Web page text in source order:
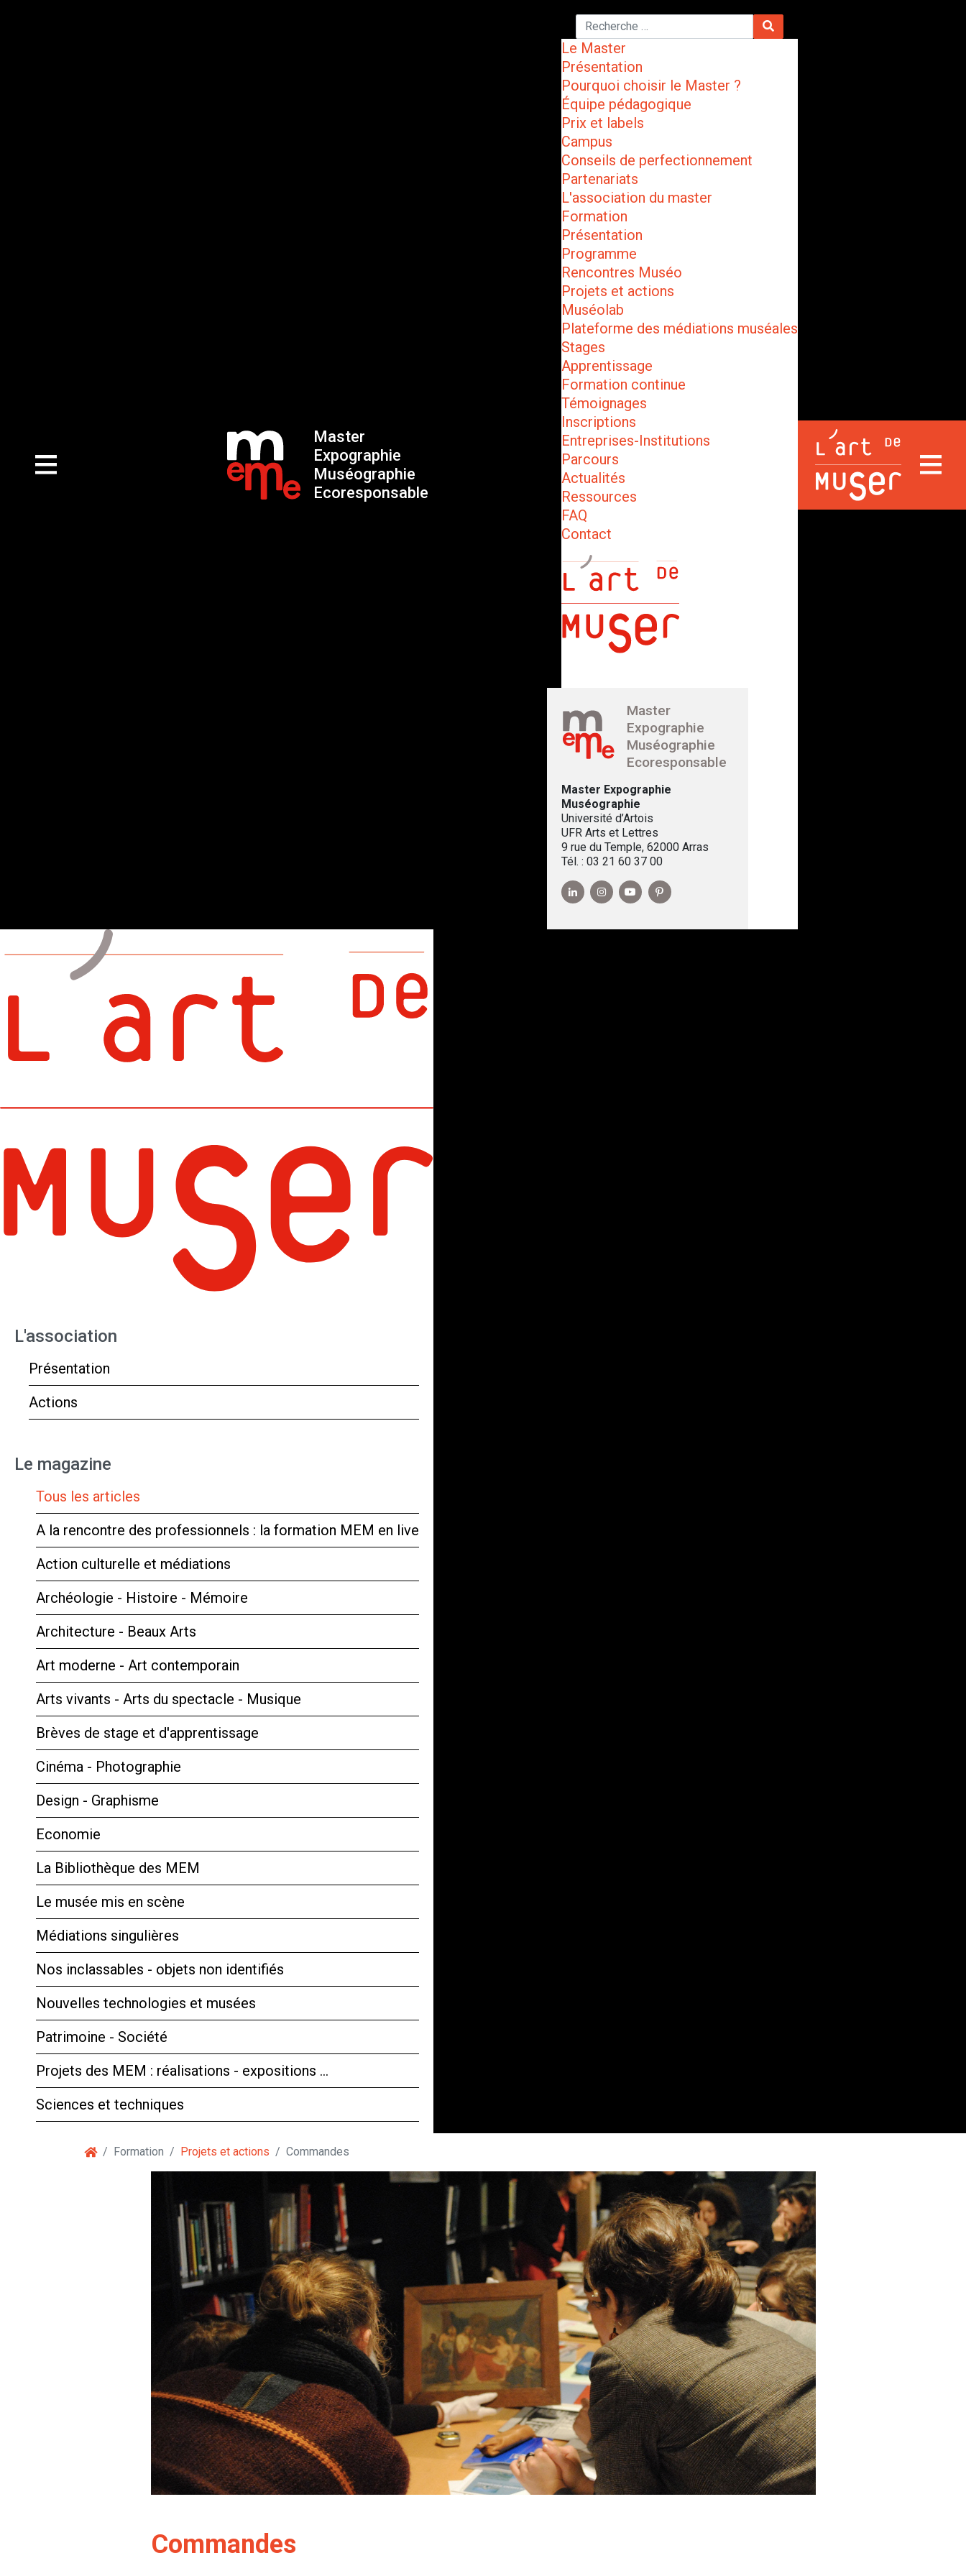
Master
Expographie
Muséographie
Ecoresponsable
Le Master
Présentation
Pourquoi choisir le Master ?
Équipe pédagogique
Prix et labels
Campus
Conseils de perfectionnement
Partenariats
L'association du master
Formation
Présentation
Programme
Rencontres Muséo
Projets et actions
Muséolab
Plateforme des médiations muséales
Stages
Apprentissage
Formation continue
Témoignages
Inscriptions
Entreprises-Institutions
Parcours
Actualités
Ressources
FAQ
Contact
Master
Expographie
Muséographie
Ecoresponsable
Master Expographie
Muséographie
Université d’Artois
UFR Arts et Lettres
9 rue du Temple, 62000 Arras
Tél. : 03 21 60 37 00
L'association
Présentation
Actions
Le magazine
Tous les articles
A la rencontre des professionnels : la formation MEM en live
Action culturelle et médiations
Archéologie - Histoire - Mémoire
Architecture - Beaux Arts
Art moderne - Art contemporain
Arts vivants - Arts du spectacle - Musique
Brèves de stage et d'apprentissage
Cinéma - Photographie
Design - Graphisme
Economie
La Bibliothèque des MEM
Le musée mis en scène
Médiations singulières
Nos inclassables - objets non identifiés
Nouvelles technologies et musées
Patrimoine - Société
Projets des MEM : réalisations - expositions …
Sciences et techniques
Formation Projets et actions Commandes
Commandes